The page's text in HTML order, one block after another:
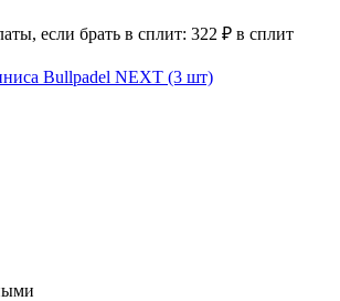
если брать в сплит: 322 ₽ в сплит
Bullpadel NEXT (3 шт)